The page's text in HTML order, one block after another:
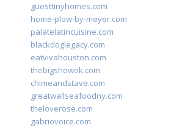
guesttinyhomes.com
home-plow-by-meyer.com
palatelatincuisine.com
blackdoglegacy.com
eatvivahouston.com
thebigshowok.com
chimeandstave.com
greatwallseafoodny.com
theloverose.com
gabriovoice.com